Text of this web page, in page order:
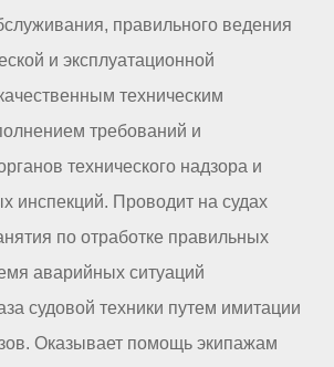
правильного ведения
и эксплуатационной
техническим
требований и
технического надзора и
инспекций. Проводит на судах
по отработке правильных
аварийных ситуаций
судовой техники путем имитации
Оказывает помощь экипажам